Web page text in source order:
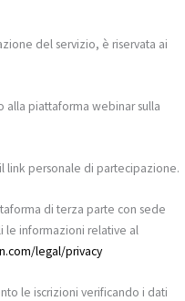
del servizio, è riservata ai
alla piattaforma webinar sulla
link personale di partecipazione.
di terza parte con sede
le informazioni relative al
legal/privacy
le iscrizioni verificando i dati